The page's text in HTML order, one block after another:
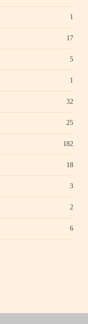
1
17
5
1
32
25
182
18
3
2
6